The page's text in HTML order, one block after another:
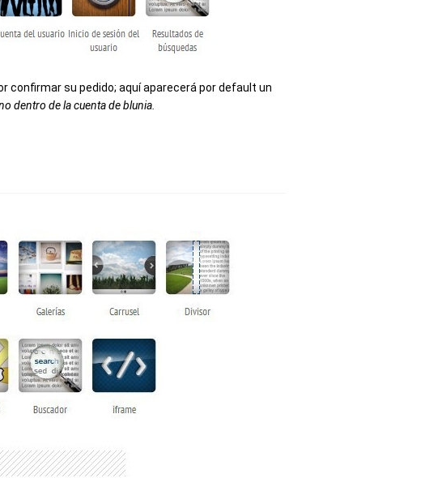
confirmar su pedido; aquí aparecerá por default un
dentro de la cuenta de blunia.